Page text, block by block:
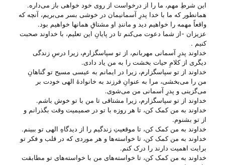
این شرطِ مهم، ما را از درخواست از روی خود خواهی باز می‌‌داره.
همانطور که ما با خدا پدرِ آسمانیمان در خوشی بسر می‌‌بریم، آنچه که
واقعاً مهمه را خواهیم دید و مانندِ او مشتاقِ همانها خواهیم بود.
عزیزان -از شما دعوت می‌‌کنم تا در پایانِ این تعلیم، با خداوند صحبت
کنیم .
خداوند پدرِ آسمانی مهربانم، از تو سپاسگزارم، زیرا درسِ زندگی
دیگری از کلامِ حیات بخشت را به من یاد دادی.
خداوند از تو سپاسگزارم، زیرا در ایمانم به عیسی مسیح تو گناهانِ
من را می‌‌بخشی، مرا به عنوانِ فرزند به خانوادهٔ الهی خودت بر
می‌‌گزینی و پدرِ آسمانی من می‌‌شوی.
خداوند از تو سپاسگزارم، زیرا مشتاقی تا من با تو خوش باشم.
خداوند به من کمک کن، تا هر روزه با تو در صمیمیت وقت بگذرانم و
از تو بشنوم.
خداوند به من کمک کن، تا موقعیتِ زندگیم را از دیدگاهِ الهی تو ببینم.
خداوند به من کمک کن، تا خواسته‌ها و هر موردی که در قلب و فکر تو
برایت اهمیت دارند را درک کنم.
خداوند به من کمک کن، تا خواسته‌های من با خواسته‌های تو مطابقت